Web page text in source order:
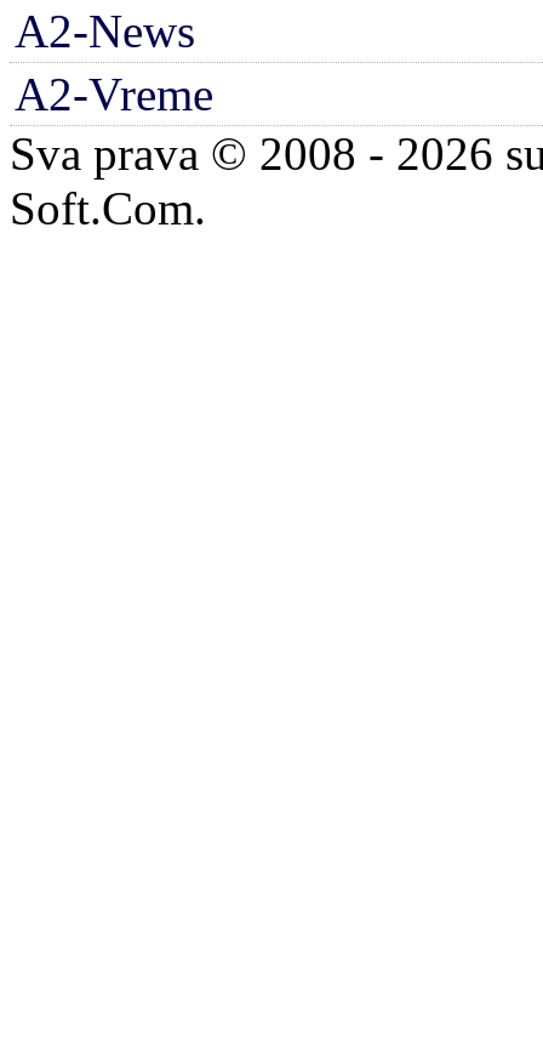
A2-News
A2-Vreme
Sva prava © 2008 - 2026
Soft.Com.